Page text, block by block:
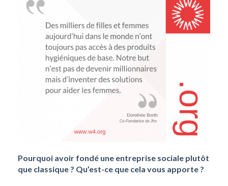
Pourquoi avoir fondé une entreprise sociale plutôt
que classique ? Qu’est-ce que cela vous apporte ?